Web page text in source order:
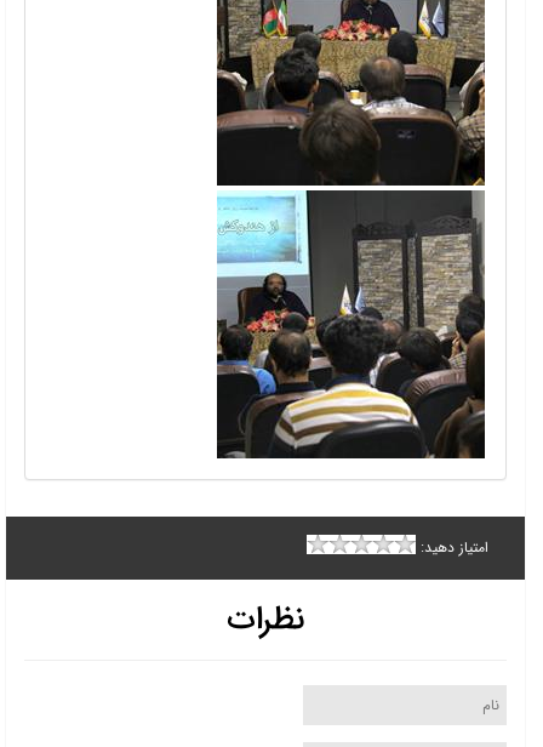
امتیاز دهید:
نظرات